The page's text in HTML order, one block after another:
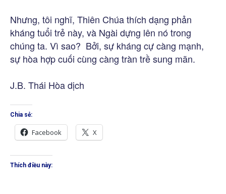
Nhưng, tôi nghĩ, Thiên Chúa thích dạng phản
kháng tuổi trẻ này, và Ngài dựng lên nó trong
chúng ta. Vì sao? Bởi, sự kháng cự càng mạnh,
sự hòa hợp cuối cùng càng tràn trề sung mãn.
J.B. Thái Hòa dịch
Chia sẻ:
Facebook X
Thích điều này: